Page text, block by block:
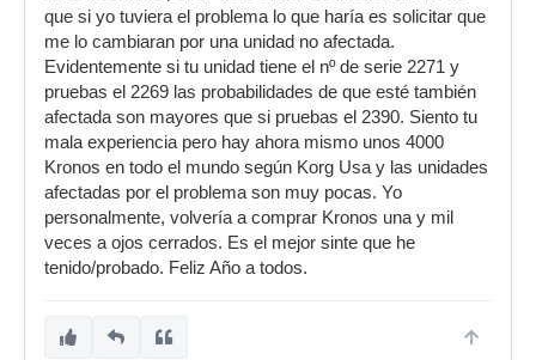
que si yo tuviera el problema lo que haría es solicitar que
me lo cambiaran por una unidad no afectada.
Evidentemente si tu unidad tiene el nº de serie 2271 y
pruebas el 2269 las probabilidades de que esté también
afectada son mayores que si pruebas el 2390. Siento tu
mala experiencia pero hay ahora mismo unos 4000
Kronos en todo el mundo según Korg Usa y las unidades
afectadas por el problema son muy pocas. Yo
personalmente, volvería a comprar Kronos una y mil
veces a ojos cerrados. Es el mejor sinte que he
tenido/probado. Feliz Año a todos.